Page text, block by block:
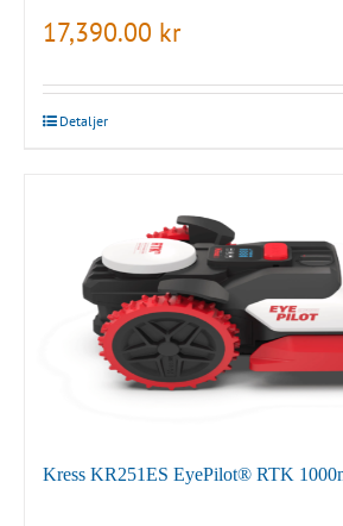
17,390.00 kr
Detaljer
Kress KR251ES EyePilot® RTK